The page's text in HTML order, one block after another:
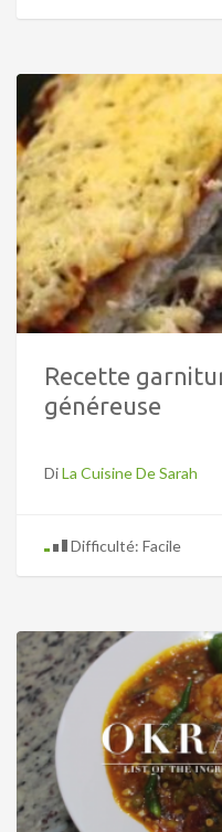
Recette
généreuse
DiLa Cuisine De Sarah
Difficulté: Facile